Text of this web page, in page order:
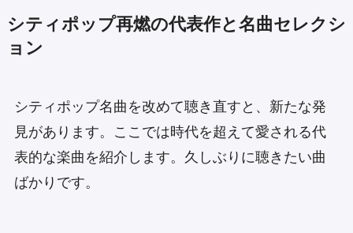
シティポップ再燃の代表作と名曲セレクシ
ョン
シティポップ名曲を改めて聴き直すと、新たな発
見があります。ここでは時代を超えて愛される代
表的な楽曲を紹介します。久しぶりに聴きたい曲
ばかりです。